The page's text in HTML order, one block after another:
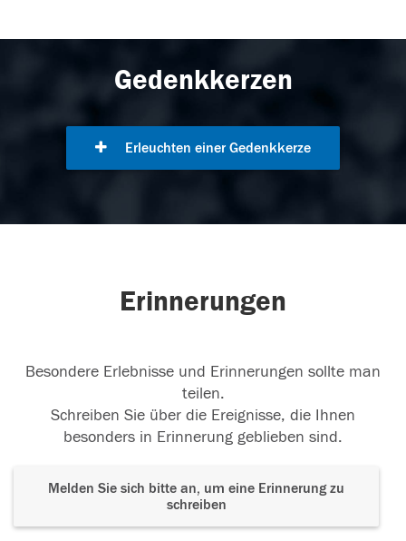
Gedenkkerzen
Erleuchten einer Gedenkkerze
Erinnerungen
Besondere Erlebnisse und Erinnerungen sollte man
teilen.
Schreiben Sie über die Ereignisse, die Ihnen
besonders in Erinnerung geblieben sind.
Melden Sie sich bitte an, um eine Erinnerung zu
schreiben